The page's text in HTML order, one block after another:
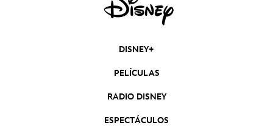
DISNEY+
PELÍCULAS
RADIO DISNEY
ESPECTÁCULOS